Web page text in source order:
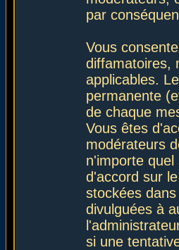
par
Vous
diffamatoires,
applicables.
permanente
de chaque
Vous êtes
modérateurs
n'importe
d'accord sur
stockées
divulguées à
si une